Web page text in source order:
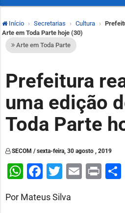
Início Secretarias Cultura
Arte em Toda Parte hoje (30)
Arte em Toda Parte
Prefeitura
uma edição
Toda Parte
SECOM / sexta-feira, 30 agosto , 2019
WhatsApp
Facebook
Twitter
Email
Print
Por Mateus Silva